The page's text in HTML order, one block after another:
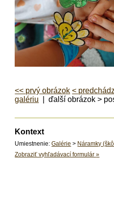
<< prvý obrázok <
galériu | ďalší obrázok >
Kontext
Umiestnenie:Galérie > Náramky
Zobraziť vyhľadávací formulár»